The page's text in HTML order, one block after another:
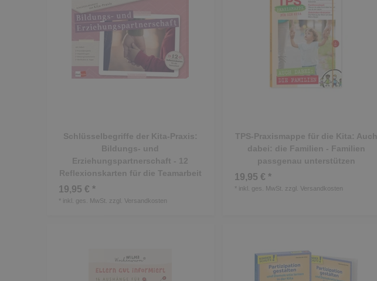
Schlüsselbegriffe der Kita-Praxis:
Bildungs- und
Erziehungspartnerschaft - 12
Reflexionskarten für die Teamarbeit
19,95 € *
* inkl. ges. MwSt. zzgl. Versandkosten
TPS-Praxismappe für die Kita: Auch
dabei: die Familien - Familien
passgenau unterstützen
19,95 € *
* inkl. ges. MwSt. zzgl. Versandkosten